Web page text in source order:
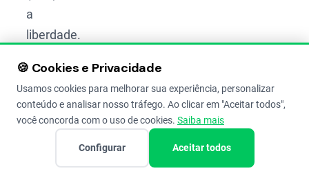
a
liberdade.
antiga,
era um
pacote
🍪 Cookies e Privacidade
Usamos cookies para melhorar sua experiência, personalizar
conteúdo e analisar nosso tráfego. Ao clicar em "Aceitar todos",
você concorda com o uso de cookies. Saiba mais
Configurar Aceitar todos